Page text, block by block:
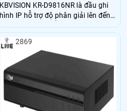
KBVISION KR-D9816NR là đầu ghi
hình IP hỗ trợ độ phân giải lên đến
12Mp. Cùng chuẩn nén H.265 giúp
tiết kiệm băng thông và ổ cứng
2869